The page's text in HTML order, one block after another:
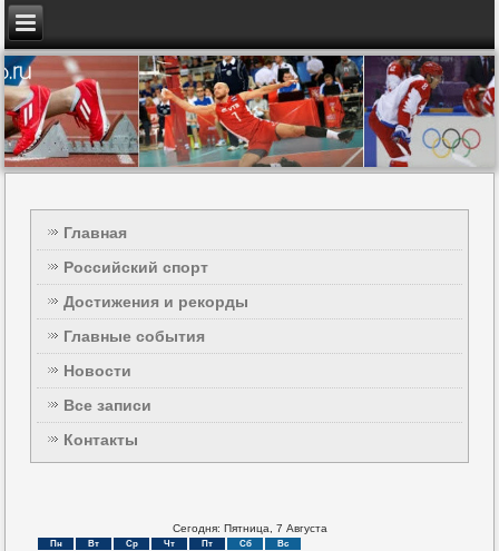
Главная
Российский спорт
Достижения и рекорды
Главные события
Новости
Все записи
Контакты
Сегодня: Пятница, 7 Августа
Пн Вт Ср Чт Пт Сб Вс